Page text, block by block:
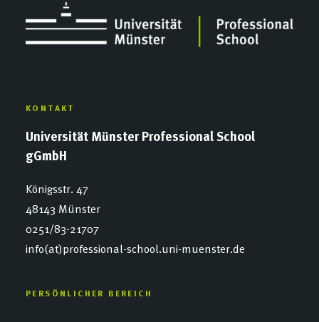
KONTAKT
Universität Münster Professional School
gGmbH
Königsstr. 47
48143 Münster
0251/83-21707
info(at)professional-school.uni-muenster.de
PERSÖNLICHER BEREICH